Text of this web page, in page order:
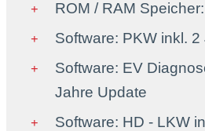
ROM / RAM
Software: PKW inkl.
Software: EV
Jahre Update
Software: HD - LKW